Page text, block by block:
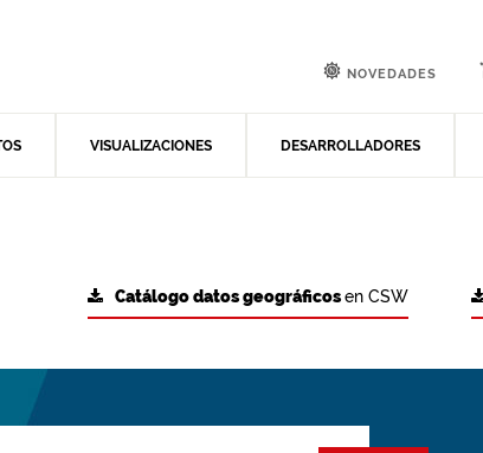
VISUALIZACIONES DESARROLLADORES
NOVEDADES
Catálogo datos geográficosen CSW